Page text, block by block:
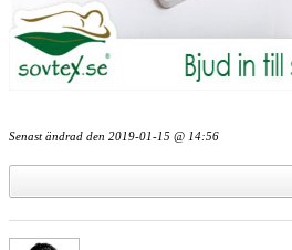
Senast ändrad den 2019-01-15 @ 14:56